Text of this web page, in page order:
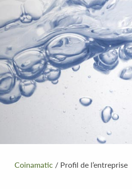
Coinamatic / Profil de l’entreprise